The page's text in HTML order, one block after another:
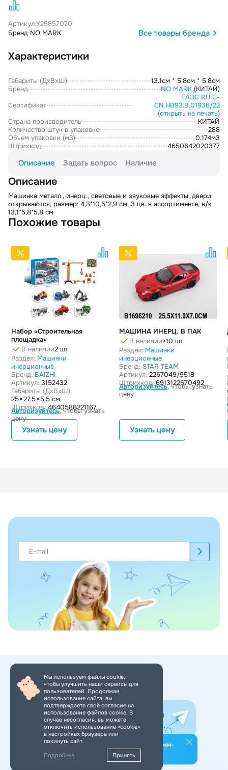
Подпишитесь на наш телеграмм-
канал
Артикул:Y25857070
Бренд NO MARK
Все товары бренда
Характеристики
Габариты (ДxВxШ)
13.1см * 5.8см * 5.8см
Бренд
NO MARK (КИТАЙ)
Сертификат
ЕАЭС RU С-
CN.НВ93.В.01936/22
(открыть на печать)
Страна производитель
КИТАЙ
Количество штук в упаковке
288
Объем упаковки (м3)
0.174м3
Штрихкод
4650642020377
Описание Задать вопрос Наличие
Описание
Машинка металл., инерц., световые и звуковые эффекты, двери
открываются, размер: 4,3*10,5*2,9 см, 3 цв. в ассортименте, в/к
13,1*5,8*5,8 см
Похожие товары
Набор «Строительная
площадка»
В наличии2 шт
Раздел: Машинки
инерционные
Бренд: BAIZHI
Артикул: 3152432
Габариты (ДxВxШ):
25 × 27.5 × 5.5 см
Штрихкод: 4640588221167
Авторизуйтесь, чтобы узнать
цену
Узнать цену
МАШИНА ИНЕРЦ. В ПАК
В наличии>10 шт
Раздел: Машинки
инерционные
Бренд: STAR TEAM
Артикул: 2267049/9518
Штрихкод: 6913122670492
Авторизуйтесь, чтобы узнать
цену
Узнать цену
+7 (495) 150-34-11
Все самое интересное в нашем
Telegram-канале. Подпишись!
Мы используем файлы cookie,
чтобы улучшить наши сервисы для
пользователей. Продолжая
использование сайта, вы
подтверждаете своё согласие на
использование файлов cookie. В
случае несогласия, вы можете
отключить использование «cookie»
в настройках браузера или
покинуть сайт.
Подробнее
Принять